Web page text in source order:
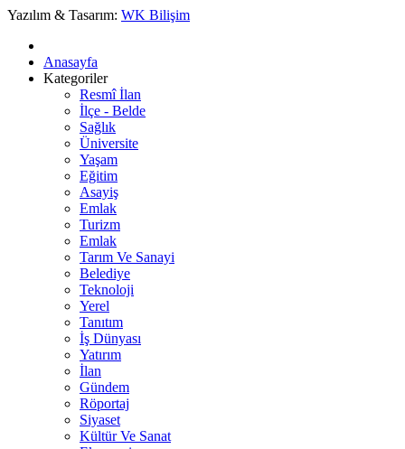
Yazılım & Tasarım: WK Bilişim
Anasayfa
Kategoriler
Resmî İlan
İlçe - Belde
Sağlık
Üniversite
Yaşam
Eğitim
Asayiş
Emlak
Turizm
Emlak
Tarım Ve Sanayi
Belediye
Teknoloji
Yerel
Tanıtım
İş Dünyası
Yatırım
İlan
Gündem
Röportaj
Siyaset
Kültür Ve Sanat